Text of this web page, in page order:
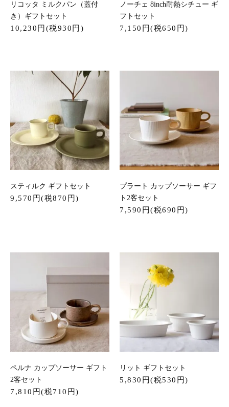
リコッタ ミルクパン（蓋付
き）ギフトセット
10,230円(税930円)
ノーチェ 8inch耐熱シチュー ギ
フトセット
7,150円(税650円)
スティルク ギフトセット
9,570円(税870円)
プラート カップソーサー ギフ
ト2客セット
7,590円(税690円)
ペルナ カップソーサー ギフト
2客セット
7,810円(税710円)
リット ギフトセット
5,830円(税530円)